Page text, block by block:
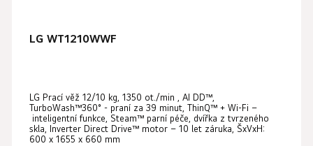
LG WT1210WWF
LG Prací věž 12/10 kg, 1350 ot./min , AI DD™,
TurboWash™360° - praní za 39 minut, ThinQ™ + Wi-Fi –
inteligentní funkce, Steam™ parní péče, dvířka z tvrzeného
skla, Inverter Direct Drive™ motor – 10 let záruka, ŠxVxH:
600 x 1655 x 660 mm